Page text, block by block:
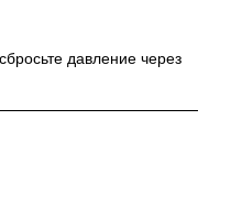
давление через